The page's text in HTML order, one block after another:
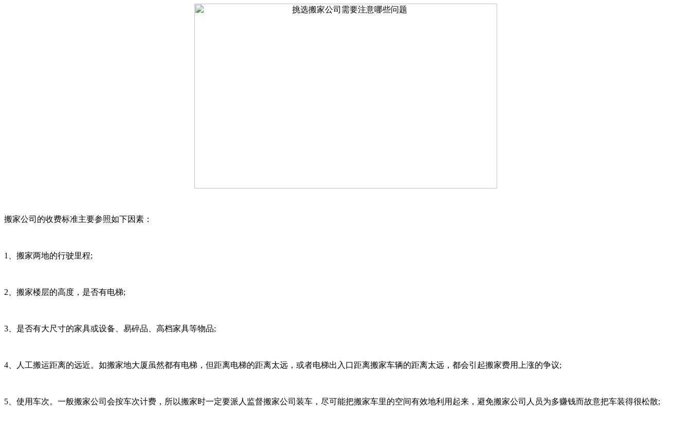
搬家公司的收费标准主要参照如下因素：
1、搬家两地的行驶里程;
2、搬家楼层的高度，是否有电梯;
3、是否有大尺寸的家具或设备、易碎品、高档家具等物品;
4、人工搬运距离的远近。如搬家地大厦虽然都有电梯，但距离电梯的距离太远，或者电梯出入口距离搬家车辆的距离太远，都会引起搬家费用上涨的争议;
5、使用车次。一般搬家公司会按车次计费，所以搬家时一定要派人监督搬家公司装车，尽可能把搬家车里的空间有效地利用起来，避免搬家公司人员为多赚钱而故意把车装得很松散;